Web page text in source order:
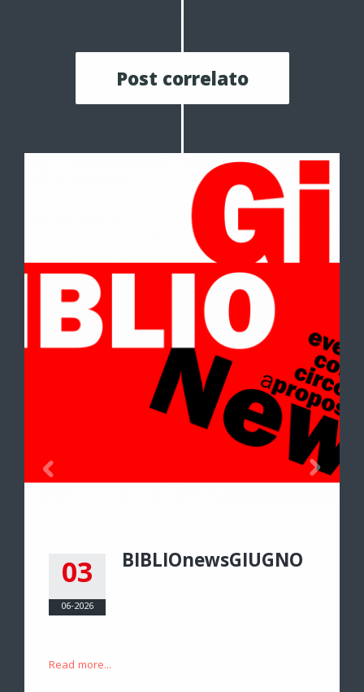
Post correlato
03
06-2026
BIBLIOnewsGIUGNO
Read more...